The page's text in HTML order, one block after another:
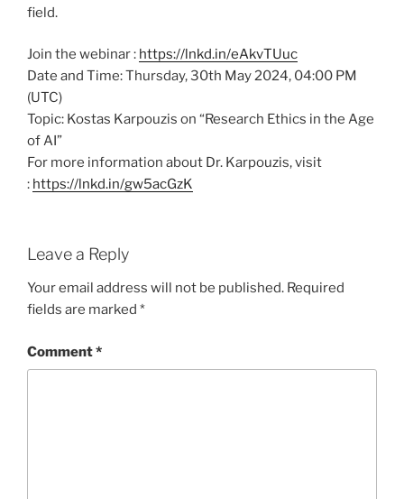
field.
Join the webinar : https://lnkd.in/eAkvTUuc
Date and Time: Thursday, 30th May 2024, 04:00 PM
(UTC)
Topic: Kostas Karpouzis on “Research Ethics in the Age
of AI”
For more information about Dr. Karpouzis, visit
: https://lnkd.in/gw5acGzK
Leave a Reply
Your email address will not be published. Required
fields are marked *
Comment*